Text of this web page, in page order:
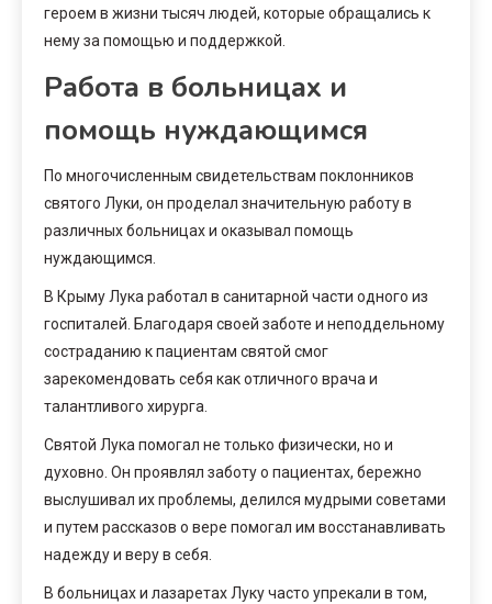
героем в жизни тысяч людей, которые обращались к
нему за помощью и поддержкой.
Работа в больницах и
помощь нуждающимся
По многочисленным свидетельствам поклонников
святого Луки, он проделал значительную работу в
различных больницах и оказывал помощь
нуждающимся.
В Крыму Лука работал в санитарной части одного из
госпиталей. Благодаря своей заботе и неподдельному
состраданию к пациентам святой смог
зарекомендовать себя как отличного врача и
талантливого хирурга.
Святой Лука помогал не только физически, но и
духовно. Он проявлял заботу о пациентах, бережно
выслушивал их проблемы, делился мудрыми советами
и путем рассказов о вере помогал им восстанавливать
надежду и веру в себя.
В больницах и лазаретах Луку часто упрекали в том,